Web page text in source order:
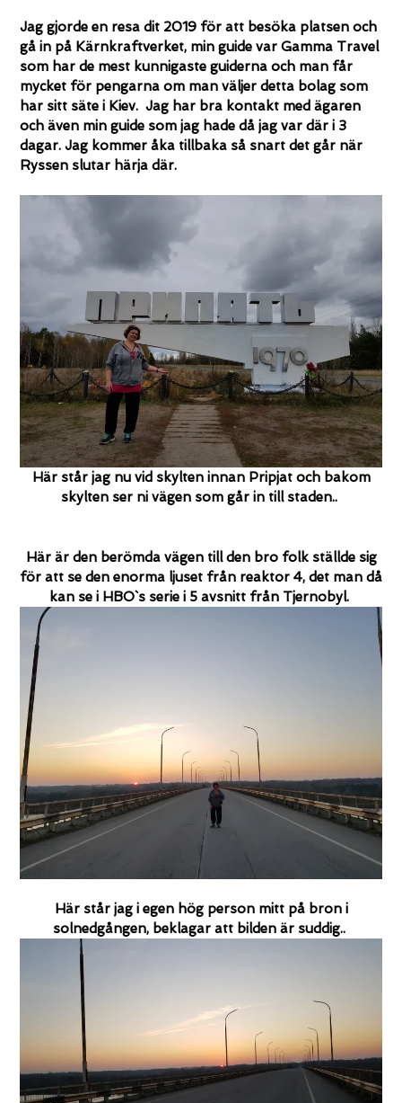
Jag gjorde en resa dit 2019 för att besöka platsen och
gå in på Kärnkraftverket, min guide var Gamma Travel
som har de mest kunnigaste guiderna och man får
mycket för pengarna om man väljer detta bolag som
har sitt säte i Kiev. Jag har bra kontakt med ägaren
och även min guide som jag hade då jag var där i 3
dagar. Jag kommer åka tillbaka så snart det går när
Ryssen slutar härja där.
Här står jag nu vid skylten innan Pripjat och bakom
skylten ser ni vägen som går in till staden..
Här är den berömda vägen till den bro folk ställde sig
för att se den enorma ljuset från reaktor 4, det man då
kan se i HBO`s serie i 5 avsnitt från Tjernobyl.
Här står jag i egen hög person mitt på bron i
solnedgången, beklagar att bilden är suddig..